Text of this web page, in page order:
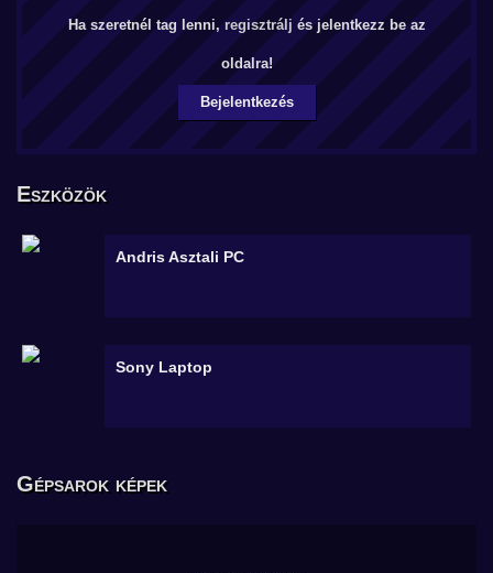
Ha szeretnél tag lenni, regisztrálj és jelentkezz be az
oldalra!
Bejelentkezés
Eszközök
AndrisAsztali PC
Sony Laptop
Gépsarok képek